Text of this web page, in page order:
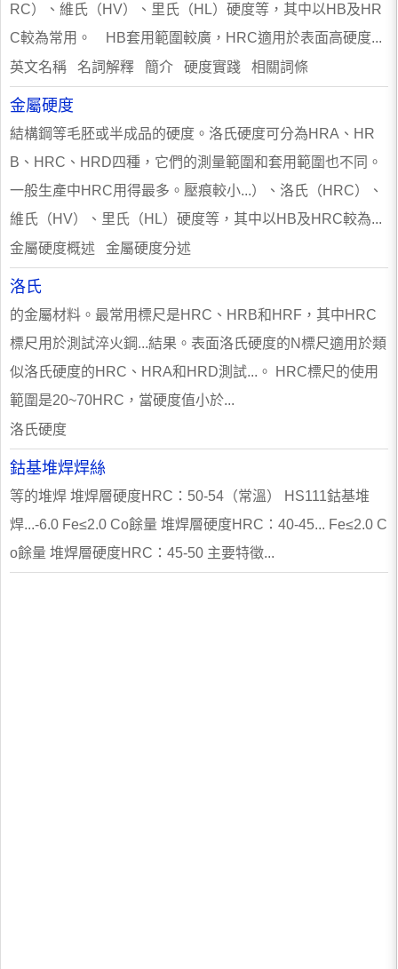
RC）、維氏（HV）、里氏（HL）硬度等，其中以HB及HR
C較為常用。 HB套用範圍較廣，HRC適用於表面高硬度...
英文名稱 名詞解釋 簡介 硬度實踐 相關詞條
金屬硬度
結構鋼等毛胚或半成品的硬度。洛氏硬度可分為HRA、HR
B、HRC、HRD四種，它們的測量範圍和套用範圍也不同。
一般生產中HRC用得最多。壓痕較小...）、洛氏（HRC）、
維氏（HV）、里氏（HL）硬度等，其中以HB及HRC較為...
金屬硬度概述 金屬硬度分述
洛氏
的金屬材料。最常用標尺是HRC、HRB和HRF，其中HRC
標尺用於測試淬火鋼...結果。表面洛氏硬度的N標尺適用於類
似洛氏硬度的HRC、HRA和HRD測試...。 HRC標尺的使用
範圍是20~70HRC，當硬度值小於...
洛氏硬度
鈷基堆焊焊絲
等的堆焊 堆焊層硬度HRC：50-54（常溫） HS111鈷基堆
焊...-6.0 Fe≤2.0 Co餘量 堆焊層硬度HRC：40-45... Fe≤2.0 C
o餘量 堆焊層硬度HRC：45-50 主要特徵...